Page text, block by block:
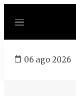
Menú
06 ago 2026